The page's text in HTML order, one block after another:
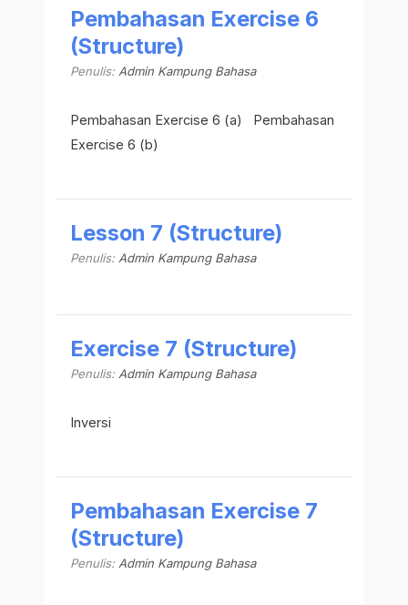
Pembahasan Exercise 6
(Structure)
Penulis:Admin Kampung Bahasa
Pembahasan Exercise 6 (a) Pembahasan
Exercise 6 (b)
Lesson 7 (Structure)
Penulis: Admin Kampung Bahasa
Exercise 7 (Structure)
Penulis: Admin Kampung Bahasa
Inversi
Pembahasan Exercise 7
(Structure)
Penulis: Admin Kampung Bahasa